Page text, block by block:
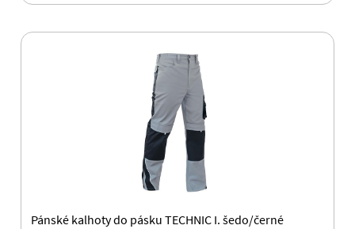
Pánské kalhoty do pásku TECHNIC I. šedo/černé